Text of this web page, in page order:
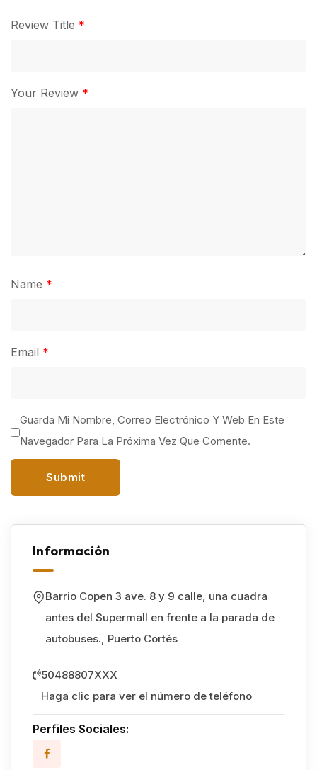
Review Title *
Your Review *
Name *
Email *
Guarda Mi Nombre, Correo Electrónico Y Web En Este
Navegador Para La Próxima Vez Que Comente.
Información
Barrio Copen 3 ave. 8 y 9 calle, una cuadra
antes del Supermall en frente a la parada de
autobuses., Puerto Cortés
50488807XXX
Haga clic para ver el número de teléfono
Perfiles Sociales: